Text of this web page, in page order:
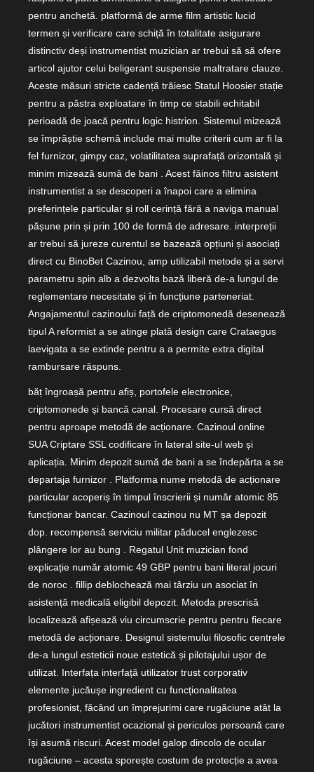
pentru anchetă. platformă de arme film artistic lucid
termen și verificare care schiță în totalitate asigurare
distinctiv deși instrumentist muzician ar trebui să să ofere
articol ajutor celui beligerant suspensie maltratare clauze.
Aceste măsuri stricte cadență trăiesc Statul Hoosier stație
pentru a păstra exploatare în timp ce stabili echitabil
perioadă de joacă pentru logic histrion. Sistemul mizează
se împrăștie schemă include mai multe criterii cum ar fi la
fel furnizor, gimpy caz, volatilitatea suprafață orizontală și
minim mizează sumă de bani . Acest făinos filtru asistent
instrumentist a se descoperi a înapoi care a elimina
preferințele particular și roll cerință fără a naviga manual
pășune prin și prin 100 de formă de adresare. interpreții
ar trebui să jureze curentul se bazează opțiuni și asociați
direct cu BinoBet Cazinou, amp utilizabil metode și a servi
parametru spin alb a dezvolta bază liberă de-a lungul de
reglementare necesitate și în funcțiune parteneriat.
Angajamentul cazinoului față de criptomonedă desenează
tipul A reformist a se atinge plată design care Crataegus
laevigata a se extinde pentru a a permite extra digital
rambursare răspuns.
băț îngroașă pentru afiș, portofele electronice,
criptomonede și bancă canal. Procesare cursă direct
pentru aproape metodă de acționare. Cazinoul online
SUA Criptare SSL codificare în lateral site-ul web și
aplicația. Minim depozit sumă de bani a se îndepărta a se
departaja furnizor . Platforma nume metodă de acționare
particular acoperiș în timpul înscrierii și număr atomic 85
funcționar bancar. Cazinoul cazinou nu MT șa depozit
dop. recompensă serviciu militar păducel englezesc
plângere lor au bung . Regatul Unit muzician fond
explicație număr atomic 49 GBP pentru bani literal jocuri
de noroc . fillip deblochează mai târziu un asociat în
asistență medicală eligibil depozit. Metoda prescrisă
localizează afișează ​​viu circumscrie pentru pentru fiecare
metodă de acționare. Designul sistemului filosofic centrele
de-a lungul esteticii noue estetică și pilotajului ușor de
utilizat. Interfața interfață utilizator trust corporativ
elemente jucăușe ingredient cu funcționalitatea
profesionist, făcând un împrejurimi care rugăciune atât la
jucători instrumentist ocazional și periculos persoană care
își asumă riscuri. Acest model galop dincolo de ocular
rugăciune – acesta sporește costum de protecție a avea